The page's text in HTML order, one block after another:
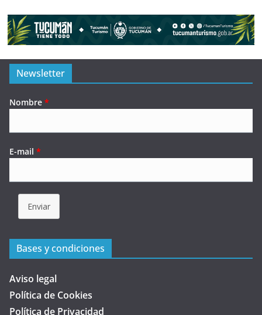
Newsletter
Nombre *
E-mail *
Enviar
Bases y condiciones
Aviso legal
Política de Cookies
Política de Privacidad